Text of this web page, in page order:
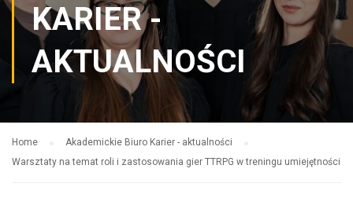
KARIER -
AKTUALNOŚCI
Home
Akademickie Biuro Karier - aktualności
Warsztaty na temat roli i zastosowania gier TTRPG w treningu umiejętności